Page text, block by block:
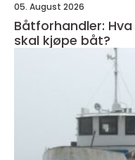
05. August 2026
Båtforhandler:
skal kjøpe båt?